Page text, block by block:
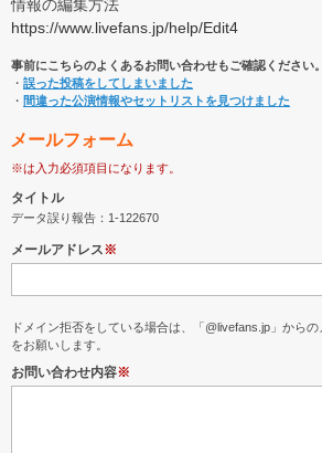
情報の編集方法
https://www.livefans.jp/help/Edit4
事前にこちらのよくあるお問い合わせもご確認ください。
・ 誤った投稿をしてしまいました
・ 間違った公演情報やセットリストを見つけました
メールフォーム
※は入力必須項目になります。
タイトル
データ誤り報告：1-122670
メールアドレス※
ドメイン拒否をしている場合は、「@livefans.jp」から
をお願いします。
お問い合わせ内容※